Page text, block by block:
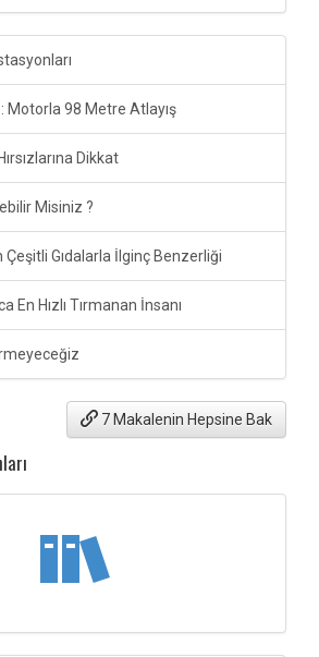
Motorla 98 Metre Atlayış
Dikkat
Misiniz ?
Çeşitli Gıdalarla İlginç Benzerliği
En Hızlı Tırmanan İnsanı
7 Makalenin Hepsine Bak